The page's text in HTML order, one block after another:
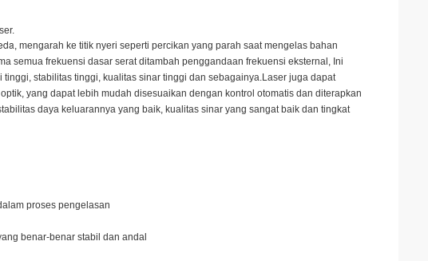
, mengarah ke titik nyeri seperti percikan yang parah saat mengelas bahan
semua frekuensi dasar serat ditambah penggandaan frekuensi eksternal, Ini
stabilitas tinggi, kualitas sinar tinggi dan sebagainya.Laser juga dapat
yang dapat lebih mudah disesuaikan dengan kontrol otomatis dan diterapkan
daya keluarannya yang baik, kualitas sinar yang sangat baik dan tingkat
proses pengelasan
benar-benar stabil dan andal